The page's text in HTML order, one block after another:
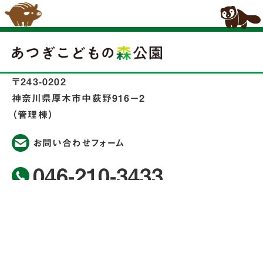
〒243-0202
神奈川県厚木市中荻野916−2
（管理棟）
お問い合わせフォーム
046-210-3433